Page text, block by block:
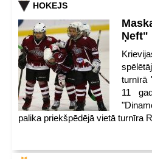
HOKEJS
Ņeft"
turnīrā
11
palika priekšpēdējā vietā turnīra